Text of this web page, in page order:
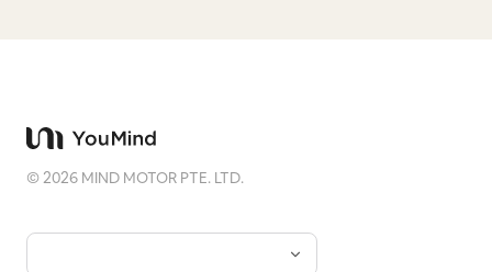
©2026 MIND MOTOR PTE. LTD.